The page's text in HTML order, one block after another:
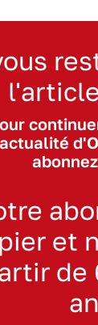
et
de